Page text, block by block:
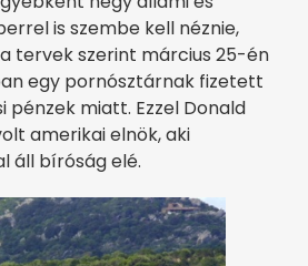
is szembe kell néznie,
tervek szerint március 25-én
egy pornósztárnak fizetett
miatt. Ezzel Donald
amerikai elnök, aki
áll bíróság elé.